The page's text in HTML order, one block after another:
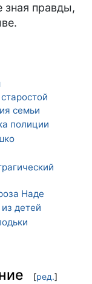
зная правды,
семьи
полиции
Наде
детей
[ред.]